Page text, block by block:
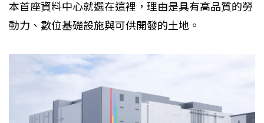
本首座資料中心就選在這裡，理由是具有高品質的勞
動力、數位基礎設施與可供開發的土地。